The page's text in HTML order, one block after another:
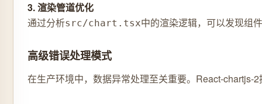
3. 渲染管道优化
通过分析src/chart.tsx中的渲染逻辑，可以发现组
高级错误处理模式
在生产环境中，数据异常处理至关重要。React-chartjs-